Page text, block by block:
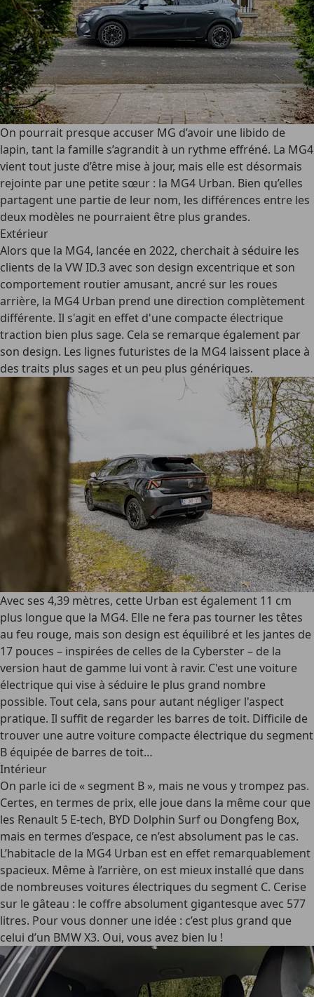
On pourrait presque accuser MG d’avoir une libido de
lapin, tant la famille s’agrandit à un rythme effréné. La MG4
vient tout juste d’être mise à jour, mais elle est désormais
rejointe par une petite sœur : la MG4 Urban. Bien qu’elles
partagent une partie de leur nom, les différences entre les
deux modèles ne pourraient être plus grandes.
Extérieur
Alors que la MG4, lancée en 2022, cherchait à séduire les
clients de la VW ID.3 avec son design excentrique et son
comportement routier amusant, ancré sur les roues
arrière, la MG4 Urban prend une direction complètement
différente. Il s'agit en effet d'une compacte électrique
traction bien plus sage. Cela se remarque également par
son design. Les lignes futuristes de la MG4 laissent place à
des traits plus sages et un peu plus génériques.
Avec ses 4,39 mètres, cette Urban est également 11 cm
plus longue que la MG4. Elle ne fera pas tourner les têtes
au feu rouge, mais son design est équilibré et les jantes de
17 pouces – inspirées de celles de la Cyberster – de la
version haut de gamme lui vont à ravir. C'est une voiture
électrique qui vise à séduire le plus grand nombre
possible. Tout cela, sans pour autant négliger l'aspect
pratique. Il suffit de regarder les barres de toit. Difficile de
trouver une autre voiture compacte électrique du segment
B équipée de barres de toit…
Intérieur
On parle ici de « segment B », mais ne vous y trompez pas.
Certes, en termes de prix, elle joue dans la même cour que
les Renault 5 E-tech, BYD Dolphin Surf ou Dongfeng Box,
mais en termes d’espace, ce n’est absolument pas le cas.
L’habitacle de la MG4 Urban est en effet remarquablement
spacieux. Même à l’arrière, on est mieux installé que dans
de nombreuses voitures électriques du segment C. Cerise
sur le gâteau : le coffre absolument gigantesque avec 577
litres. Pour vous donner une idée : c’est plus grand que
celui d’un BMW X3. Oui, vous avez bien lu !